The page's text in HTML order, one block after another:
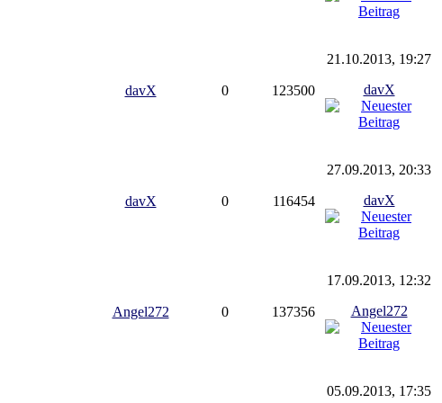
davX 0 123500
21.10.2013, 19:27
davX
davX 0 116454
27.09.2013, 20:33
davX
Angel272 0 137356
17.09.2013, 12:32
Angel272
05.09.2013, 17:35